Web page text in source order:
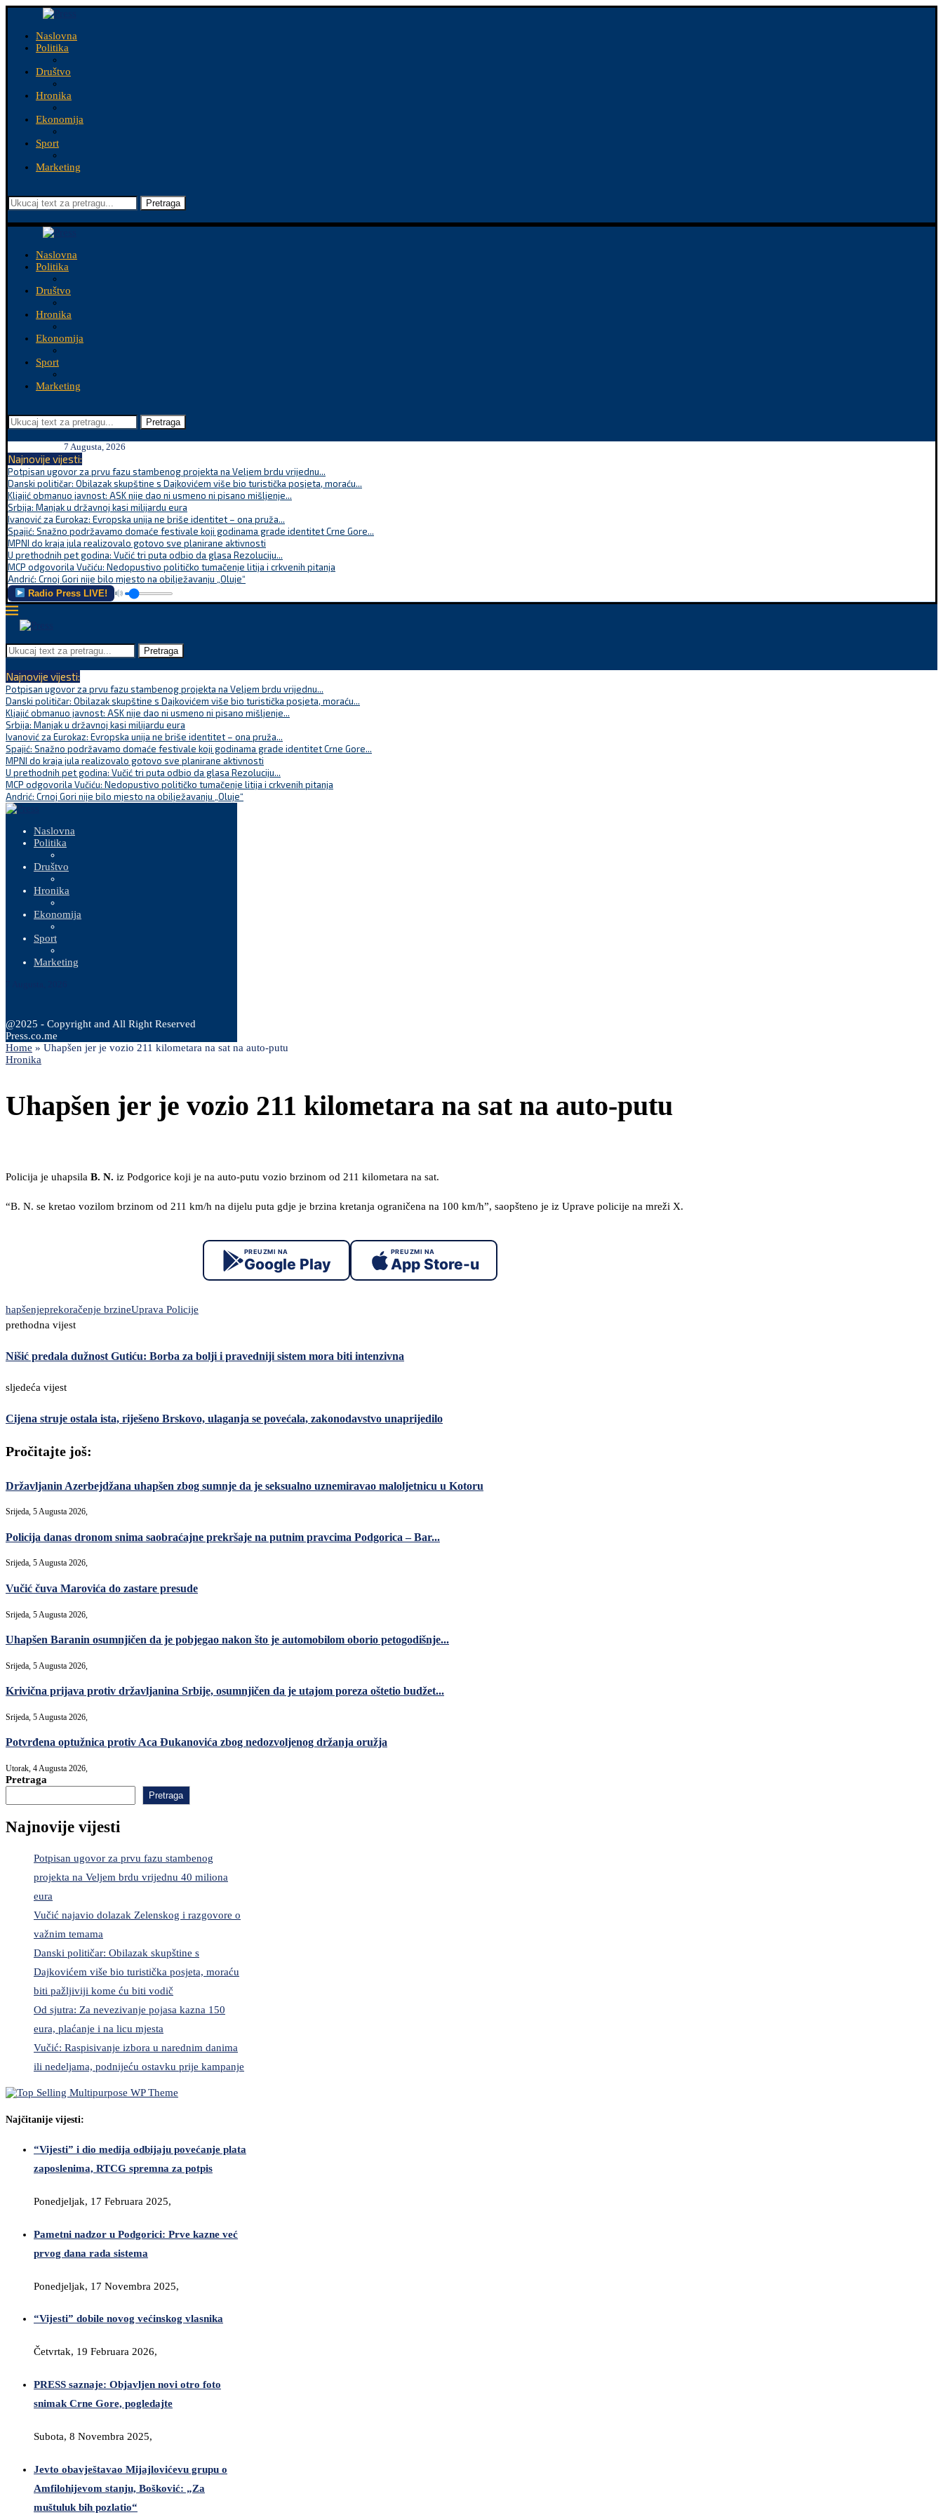
Naslovna
Politika
Društvo
Hronika
Ekonomija
Sport
Marketing
Pretraga
Naslovna
Politika
Društvo
Hronika
Ekonomija
Sport
Marketing
Pretraga
7 Augusta, 2026
Najnovije vijesti:
Potpisan ugovor za prvu fazu stambenog projekta na Veljem brdu vrijednu...
Danski političar: Obilazak skupštine s Dajkovićem više bio turistička posjeta, moraću...
Kljajić obmanuo javnost: ASK nije dao ni usmeno ni pisano mišljenje...
Srbija: Manjak u državnoj kasi milijardu eura
Ivanović za Eurokaz: Evropska unija ne briše identitet – ona pruža...
Spajić: Snažno podržavamo domaće festivale koji godinama grade identitet Crne Gore...
MPNI do kraja jula realizovalo gotovo sve planirane aktivnosti
U prethodnih pet godina: Vučić tri puta odbio da glasa Rezoluciju...
MCP odgovorila Vučiću: Nedopustivo političko tumačenje litija i crkvenih pitanja
Andrić: Crnoj Gori nije bilo mjesto na obilježavanju „Oluje“
Radio Press LIVE!
Pretraga
Najnovije vijesti:
Potpisan ugovor za prvu fazu stambenog projekta na Veljem brdu vrijednu...
Danski političar: Obilazak skupštine s Dajkovićem više bio turistička posjeta, moraću...
Kljajić obmanuo javnost: ASK nije dao ni usmeno ni pisano mišljenje...
Srbija: Manjak u državnoj kasi milijardu eura
Ivanović za Eurokaz: Evropska unija ne briše identitet – ona pruža...
Spajić: Snažno podržavamo domaće festivale koji godinama grade identitet Crne Gore...
MPNI do kraja jula realizovalo gotovo sve planirane aktivnosti
U prethodnih pet godina: Vučić tri puta odbio da glasa Rezoluciju...
MCP odgovorila Vučiću: Nedopustivo političko tumačenje litija i crkvenih pitanja
Andrić: Crnoj Gori nije bilo mjesto na obilježavanju „Oluje“
Naslovna
Politika
Društvo
Hronika
Ekonomija
Sport
Marketing
@2025 - Copyright and All Right Reserved
Press.co.me
Home » Uhapšen jer je vozio 211 kilometara na sat na auto-putu
Hronika
Uhapšen jer je vozio 211 kilometara na sat na auto-putu
Policija je uhapsila B. N. iz Podgorice koji je na auto-putu vozio brzinom od 211 kilometara na sat.
“B. N. se kretao vozilom brzinom od 211 km/h na dijelu puta gdje je brzina kretanja ograničena na 100 km/h”, saopšteno je iz Uprave policije na mreži X.
PREUZMI NA
Google Play
PREUZMI NA
App Store-u
hapšenjeprekoračenje brzineUprava Policije
prethodna vijest
Nišić predala dužnost Gutiću: Borba za bolji i pravedniji sistem mora biti intenzivna
sljedeća vijest
Cijena struje ostala ista, riješeno Brskovo, ulaganja se povećala, zakonodavstvo unaprijedilo
Pročitajte još:
Državljanin Azerbejdžana uhapšen zbog sumnje da je seksualno uznemiravao maloljetnicu u Kotoru
Srijeda, 5 Augusta 2026,
Policija danas dronom snima saobraćajne prekršaje na putnim pravcima Podgorica – Bar...
Srijeda, 5 Augusta 2026,
Vučić čuva Marovića do zastare presude
Srijeda, 5 Augusta 2026,
Uhapšen Baranin osumnjičen da je pobjegao nakon što je automobilom oborio petogodišnje...
Srijeda, 5 Augusta 2026,
Krivična prijava protiv državljanina Srbije, osumnjičen da je utajom poreza oštetio budžet...
Srijeda, 5 Augusta 2026,
Potvrđena optužnica protiv Aca Đukanovića zbog nedozvoljenog držanja oružja
Utorak, 4 Augusta 2026,
Pretraga
Pretraga
Najnovije vijesti
Potpisan ugovor za prvu fazu stambenog
projekta na Veljem brdu vrijednu 40 miliona
eura
Vučić najavio dolazak Zelenskog i razgovore o
važnim temama
Danski političar: Obilazak skupštine s
Dajkovićem više bio turistička posjeta, moraću
biti pažljiviji kome ću biti vodič
Od sjutra: Za nevezivanje pojasa kazna 150
eura, plaćanje i na licu mjesta
Vučić: Raspisivanje izbora u narednim danima
ili nedeljama, podnijeću ostavku prije kampanje
Najčitanije vijesti:
“Vijesti” i dio medija odbijaju povećanje plata
zaposlenima, RTCG spremna za potpis
Ponedjeljak, 17 Februara 2025,
Pametni nadzor u Podgorici: Prve kazne već
prvog dana rada sistema
Ponedjeljak, 17 Novembra 2025,
“Vijesti” dobile novog većinskog vlasnika
Četvrtak, 19 Februara 2026,
PRESS saznaje: Objavljen novi otro foto
snimak Crne Gore, pogledajte
Subota, 8 Novembra 2025,
Jevto obavještavao Mijajlovićevu grupu o
Amfilohijevom stanju, Bošković: „Za
muštuluk bih pozlatio“